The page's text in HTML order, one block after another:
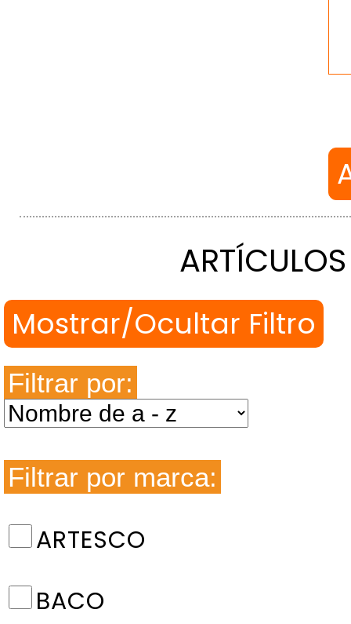
Filtrar por:
Filtrar por marca:
ARTESCO
BACO